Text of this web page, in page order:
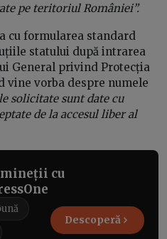
pe teritoriul României”.
cu formularea standard
statului după intrarea
General privind Protecția
vine vorba despre numele
solicitate sunt date cu
de la accesul liber al
cu
Descoperă